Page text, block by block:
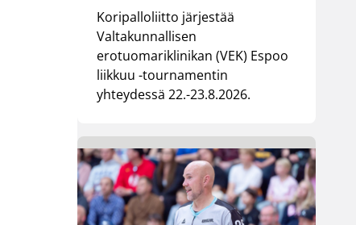
Koripalloliitto järjestää
Valtakunnallisen
erotuomariklinikan (VEK) Espoo
liikkuu -tournamentin
yhteydessä 22.-23.8.2026.